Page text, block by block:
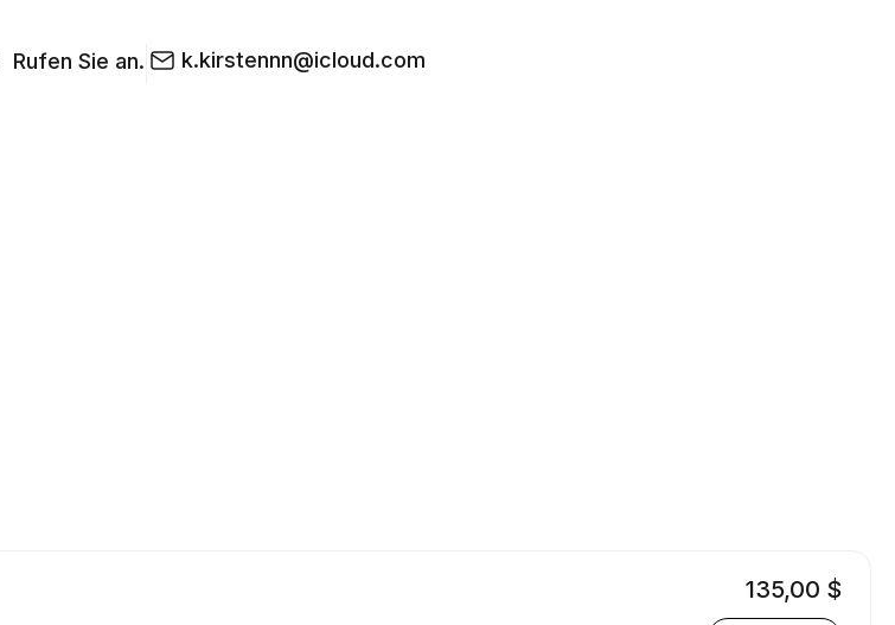
Rufen Sie an. k.kirstennn@icloud.com
135,00 $